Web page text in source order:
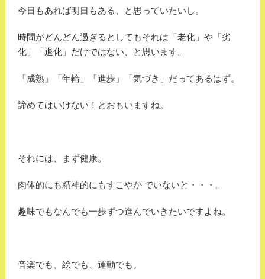
今日もあれば明日もある、と思っていたいし。
時間がどんどん過ぎるとしてもそれは「老化」や「劣
化」「退化」だけではない、と思います。
「成熟」「年輪」「進歩」「気づき」だってあるはず。
諦めてはいけない！とおもいますね。
それには、まず健康。
肉体的にも精神的にもすこやか でいないと・・・。
趣味でもなんでも一歩ずつ進んでいきたいですよね。
音楽でも、絵でも、運動でも。